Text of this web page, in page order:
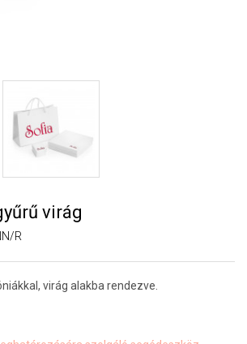
virág
R
virág alakba rendezve.